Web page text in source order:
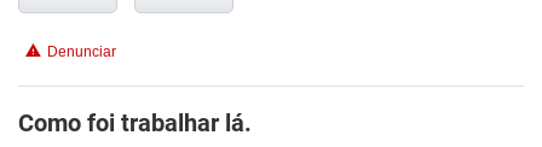
Recomenda esta empresa
Denunciar
Como foi trabalhar lá.